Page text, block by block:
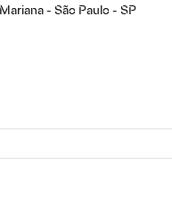
- São Paulo - SP